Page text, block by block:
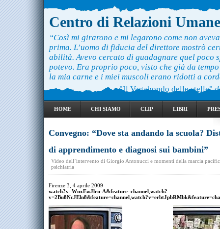
Centro di Relazioni Umane
“Così mi girarono e mi legarono come non
prima. L’uomo di fiducia del direttore mostrò
abilità. Avevo cercato di guadagnare quel poco
potevo. Era proprio poco, visto che già da
la mia carne e i miei muscoli erano ridotti a
"Il Vagabondo delle stelle"
HOME CHI SIAMO CLIP LIBRI
Convegno: “Dove sta andando la scuola?
di apprendimento e diagnosi sui bambini”
Video dell’intervento di Giorgio Antonucci e momenti della marcia
psichiatria
Firenze 3, 4 aprile 2009
watch?v=WnxEwJlrn-A&feature=channel watch?
v=2Bu8NcJEln8&feature=channel